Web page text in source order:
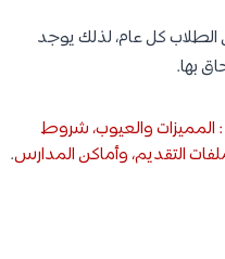
كل عام، لذلك يوجد
بها.
المميزات والعيوب، شروط
التقديم، وأماكن المدارس.